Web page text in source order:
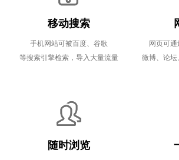
移动搜索
手机网站可被百度、谷歌
等搜索引擎检索，导入大量流量
网页可通
微博、论
随时浏览